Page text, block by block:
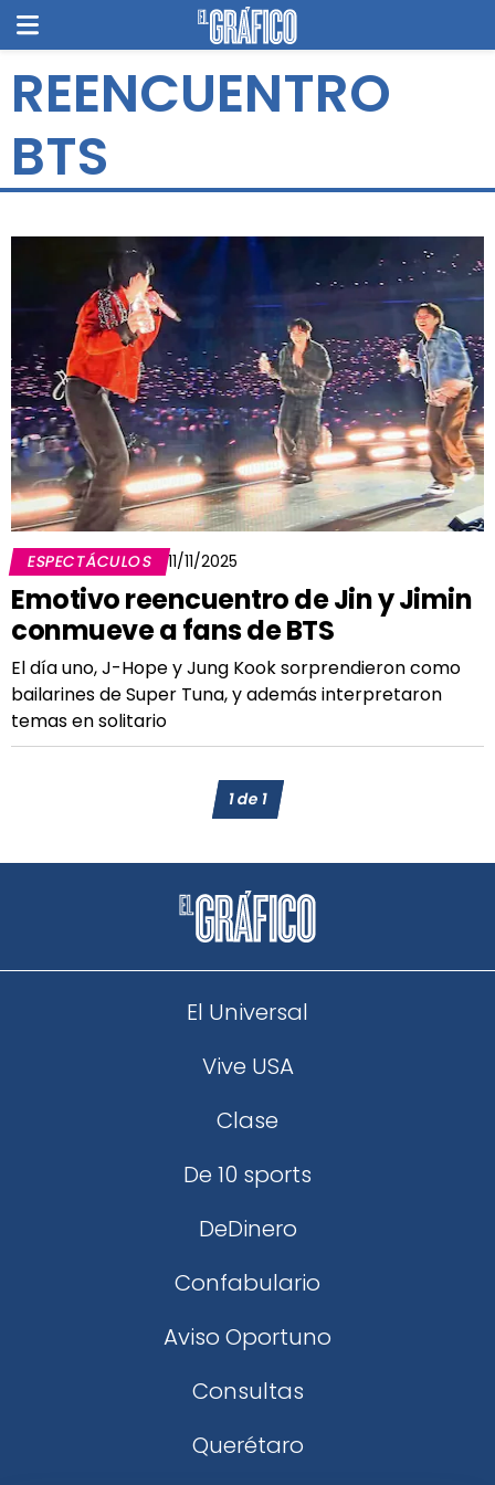
REENCUENTRO
BTS
ESPECTÁCULOS 11/11/2025
Emotivo reencuentro de Jin y Jimin
conmueve a fans de BTS
El día uno, J-Hope y Jung Kook sorprendieron como
bailarines de Super Tuna, y además interpretaron
temas en solitario
1de1
El Universal
Vive USA
Clase
De 10 sports
DeDinero
Confabulario
Aviso Oportuno
Consultas
Querétaro